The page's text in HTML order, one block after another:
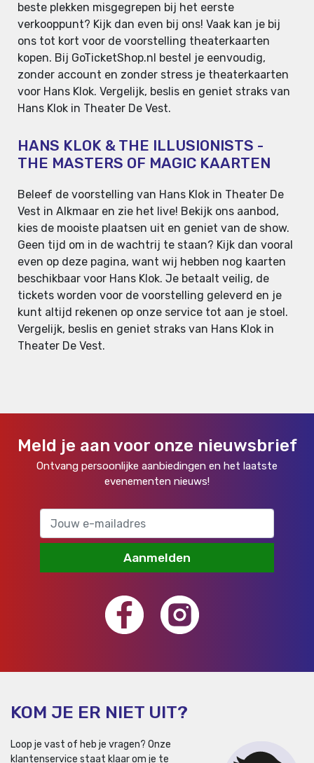
beste plekken misgegrepen bij het eerste
verkooppunt? Kijk dan even bij ons! Vaak kan je bij
ons tot kort voor de voorstelling theaterkaarten
kopen. Bij GoTicketShop.nl bestel je eenvoudig,
zonder account en zonder stress je theaterkaarten
voor Hans Klok. Vergelijk, beslis en geniet straks van
Hans Klok in Theater De Vest.
HANS KLOK & THE ILLUSIONISTS -
THE MASTERS OF MAGIC KAARTEN
Beleef de voorstelling van Hans Klok in Theater De
Vest in Alkmaar en zie het live! Bekijk ons aanbod,
kies de mooiste plaatsen uit en geniet van de show.
Geen tijd om in de wachtrij te staan? Kijk dan vooral
even op deze pagina, want wij hebben nog kaarten
beschikbaar voor Hans Klok. Je betaalt veilig, de
tickets worden voor de voorstelling geleverd en je
kunt altijd rekenen op onze service tot aan je stoel.
Vergelijk, beslis en geniet straks van Hans Klok in
Theater De Vest.
Meld je aan voor onze nieuwsbrief
Ontvang persoonlijke aanbiedingen en het laatste
evenementen nieuws!
Aanmelden
KOM JE ER NIET UIT?
Loop je vast of heb je vragen? Onze
klantenservice staat klaar om je te